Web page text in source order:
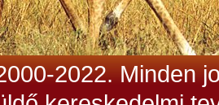
2022. Minden